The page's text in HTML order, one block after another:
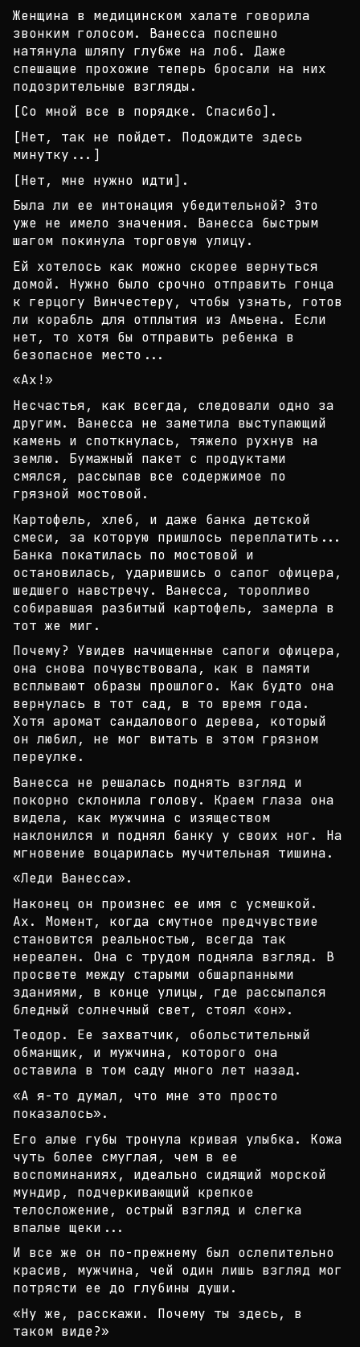
Женщина в медицинском халате говорила
звонким голосом. Ванесса поспешно
натянула шляпу глубже на лоб. Даже
спешащие прохожие теперь бросали на них
подозрительные взгляды.
[Со мной все в порядке. Спасибо].
[Нет, так не пойдет. Подождите здесь
минутку...]
[Нет, мне нужно идти].
Была ли ее интонация убедительной? Это
уже не имело значения. Ванесса быстрым
шагом покинула торговую улицу.
Ей хотелось как можно скорее вернуться
домой. Нужно было срочно отправить гонца
к герцогу Винчестеру, чтобы узнать, готов
ли корабль для отплытия из Амьена. Если
нет, то хотя бы отправить ребенка в
безопасное место...
«Ах!»
Несчастья, как всегда, следовали одно за
другим. Ванесса не заметила выступающий
камень и споткнулась, тяжело рухнув на
землю. Бумажный пакет с продуктами
смялся, рассыпав все содержимое по
грязной мостовой.
Картофель, хлеб, и даже банка детской
смеси, за которую пришлось переплатить...
Банка покатилась по мостовой и
остановилась, ударившись о сапог офицера,
шедшего навстречу. Ванесса, торопливо
собиравшая разбитый картофель, замерла в
тот же миг.
Почему? Увидев начищенные сапоги офицера,
она снова почувствовала, как в памяти
всплывают образы прошлого. Как будто она
вернулась в тот сад, в то время года.
Хотя аромат сандалового дерева, который
он любил, не мог витать в этом грязном
переулке.
Ванесса не решалась поднять взгляд и
покорно склонила голову. Краем глаза она
видела, как мужчина с изяществом
наклонился и поднял банку у своих ног. На
мгновение воцарилась мучительная тишина.
«Леди Ванесса».
Наконец он произнес ее имя с усмешкой.
Ах. Момент,
когда смутное предчувствие
становится реальностью, всегда так
нереален. Она с трудом подняла взгляд. В
просвете между старыми обшарпанными
зданиями, в конце улицы, где рассыпался
бледный солнечный свет, стоял «он».
Теодор. Ее захватчик, обольстительный
обманщик, и мужчина, которого она
оставила в том саду много лет назад.
«А я-то думал, что мне это просто
показалось».
Его алые губы тронула кривая улыбка. Кожа
чуть более смуглая, чем в ее
воспоминаниях, идеально сидящий морской
мундир, подчеркивающий крепкое
телосложение, острый взгляд и слегка
впалые щеки...
И все же он по-прежнему был ослепительно
красив, мужчина, чей один лишь взгляд мог
потрясти ее до глубины души.
«Ну же, расскажи. Почему ты здесь, в
таком виде?»